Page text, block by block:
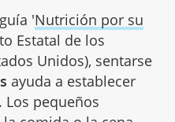
'Nutrición por su
Estatal de los
Unidos), sentarse
ayuda a establecer
pequeños